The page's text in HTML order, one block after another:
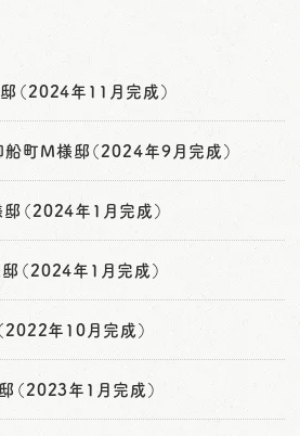
（2024年11月完成）
町M様邸（2024年9月完成）
（2024年1月完成）
（2024年1月完成）
年10月完成）
（2023年1月完成）